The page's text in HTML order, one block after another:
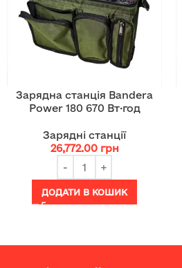
Зарядна станція Bandera
Power 180 670 Вт·год
Зарядні станції
26,772.00 грн
ДОДАТИ В КОШИК